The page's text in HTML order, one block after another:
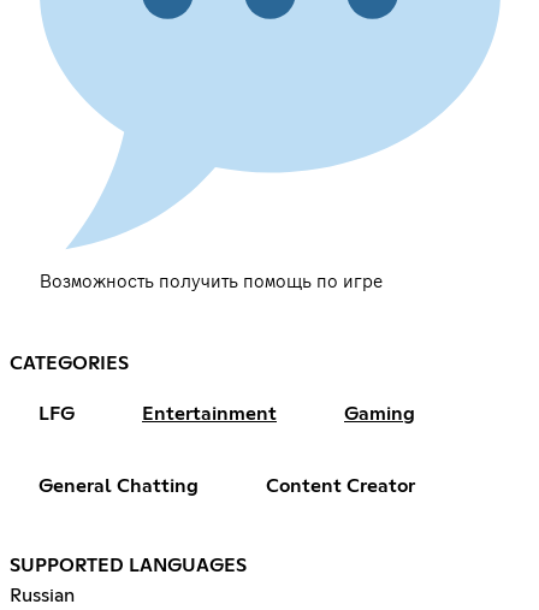
Возможность получить помощь по игре
CATEGORIES
LFG Entertainment Gaming
General Chatting Content Creator
SUPPORTED LANGUAGES
Russian